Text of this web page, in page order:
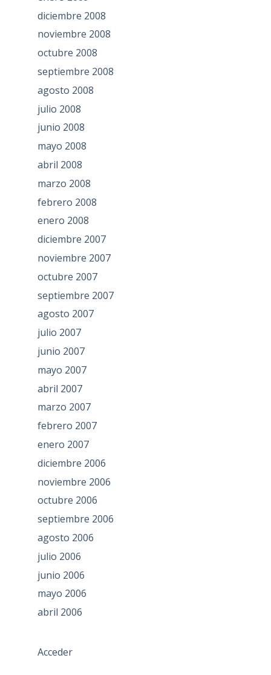
diciembre 2008
noviembre 2008
octubre 2008
septiembre 2008
agosto 2008
julio 2008
junio 2008
mayo 2008
abril 2008
marzo 2008
febrero 2008
enero 2008
diciembre 2007
noviembre 2007
octubre 2007
septiembre 2007
agosto 2007
julio 2007
junio 2007
mayo 2007
abril 2007
marzo 2007
febrero 2007
enero 2007
diciembre 2006
noviembre 2006
octubre 2006
septiembre 2006
agosto 2006
julio 2006
junio 2006
mayo 2006
abril 2006
Acceder